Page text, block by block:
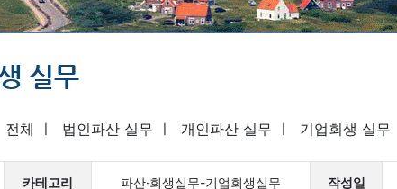
실무
전체 ㅣ 법인파산 실무 ㅣ 개인파산 실무 ㅣ 기업회생 실무
카테고리 파산·회생실무-기업회생실무 작성일